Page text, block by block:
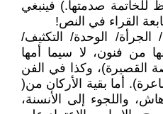
للخاتمة صدمتها.) فينبغي
القراء في النص!
الوحدة/ التكثيف/
من فنون، لا سيما أمها
القصيرة)، وكذا في الفن
أما بقية الأركان من(
واللجوء إلى الأنسنة،